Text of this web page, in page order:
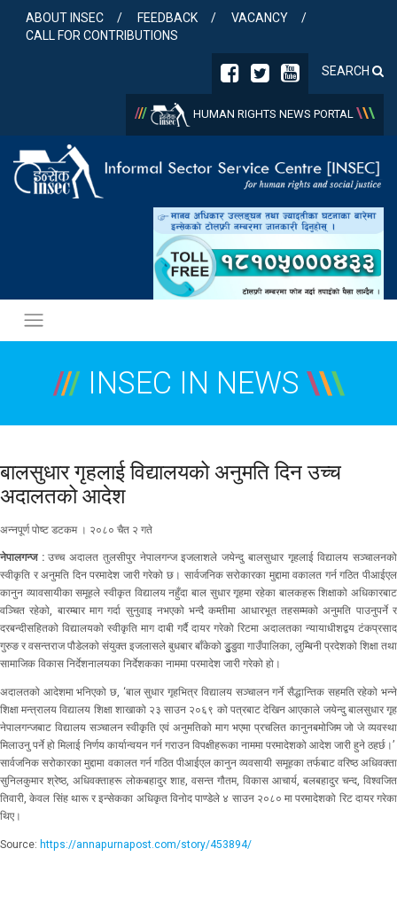
content
ABOUT INSEC FEEDBACK
VACANCY
CALL FOR CONTRIBUTIONS
SEARCH
/// HUMAN RIGHTS NEWS PORTAL \\\
/// INSEC IN NEWS \\\
बालसुधार गृहलाई विद्यालयको अनुमति दिन उच्च
अदालतको आदेश
अन्नपूर्ण पोष्ट डटकम । २०८० चैत २ गते
नेपालगन्ज :उच्च अदालत तुलसीपुर नेपालगन्ज इजलाशले जयेन्दु बालसुधार गृहलाई विद्यालय सञ्चालनको
स्वीकृति र अनुमति दिन परमादेश जारी गरेको छ। सार्वजनिक सरोकारका मुद्दामा वकालत गर्न गठित पीआईएल
कानुन व्यावसायीका समूहले स्वीकृत विद्यालय नहुँदा बाल सुधार गृहमा रहेका बालकहरू शिक्षाको अधिकारबाट
वञ्चित रहेको, बारम्बार माग गर्दा सुनुवाइ नभएको भन्दै कम्तीमा आधारभूत तहसम्मको अनुमति पाउनुपर्ने र
दरबन्दीसहितको विद्यालयको स्वीकृति माग दाबी गर्दै दायर गरेको रिटमा अदालतका न्यायाधीशद्वय टंकप्रसाद
गुरुङ र वसन्तराज पौडेलको संयुक्त इजलासले बुधबार बाँकेको डुुडुवा गाउँपालिका, लुम्बिनी प्रदेशको शिक्षा तथा
सामाजिक विकास निर्देशनालयका निर्देशकका नाममा परमादेश जारी गरेको हो।
अदालतको आदेशमा भनिएको छ, ‘बाल सुधार गृहभित्र विद्यालय सञ्चालन गर्ने सैद्धान्तिक सहमति रहेको भन्ने
शिक्षा मन्त्रालय विद्यालय शिक्षा शाखाको २३ साउन २०६९ को पत्रबाट देखिन आएकाले जयेन्दु बालसुधार गृह
नेपालगन्जबाट विद्यालय सञ्चालन स्वीकृति एवं अनुमतिको माग भएमा प्रचलित कानुनबमोजिम जो जे व्यवस्था
मिलाउनु पर्ने हो मिलाई निर्णय कार्यान्वयन गर्न गराउन विपक्षीहरूका नाममा परमादेशको आदेश जारी हुने ठहर्छ।’
सार्वजनिक सरोकारका मुद्दामा वकालत गर्न गठित पीआईएल कानुन व्यवसायी समूहका तर्फबाट वरिष्ठ अधिवक्ता
सुनिलकुमार श्रेष्ठ, अधिवक्ताहरू लोकबहादुर शाह, वसन्त गौतम, विकास आचार्य, बलबहादुर चन्द, विश्वजित
तिवारी, केवल सिंह थारू र इन्सेकका अधिकृत विनोद पाण्डेले ४ साउन २०८० मा परमादेशको रिट दायर गरेका
थिए।
Source: https://annapurnapost.com/story/453894/